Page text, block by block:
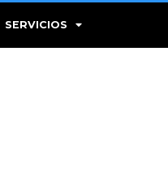
SERVICIOS